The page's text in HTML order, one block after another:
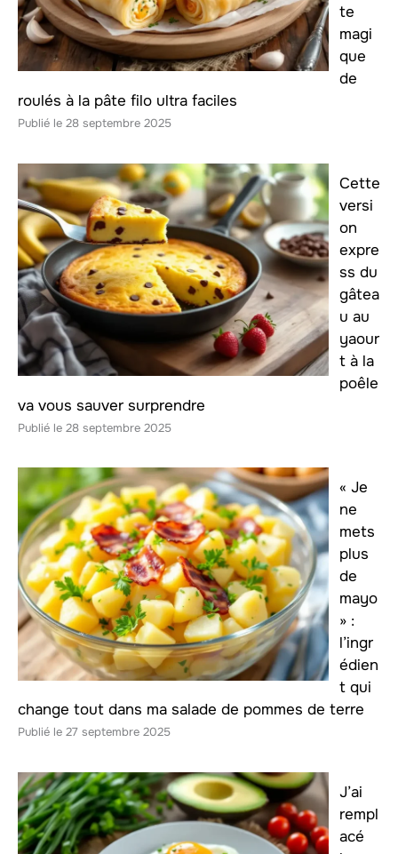
te
magi
que
de
roulés à la pâte filo ultra faciles
28 septembre 2025
Cette
versi
on
expre
ss du
gâtea
u au
yaour
t à la
poêle
va vous sauver surprendre
28 septembre 2025
« Je
ne
mets
plus
de
mayo
» :
l’ingr
édien
t qui
change tout dans ma salade de pommes de terre
27 septembre 2025
J’ai
rempl
acé